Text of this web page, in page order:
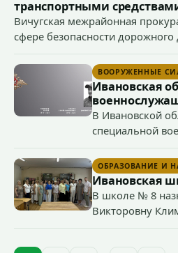
транспортными
Вичугская межрайонная
сфере безопасности
ВООРУЖЕННЫЕ
Ивановская
В Ивановской
специальной
ОБРАЗОВАНИЕ И
Ивановская
В школе № 8
Викторовну